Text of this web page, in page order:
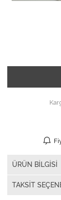
ÜRÜN BILGISI
TAKSIT